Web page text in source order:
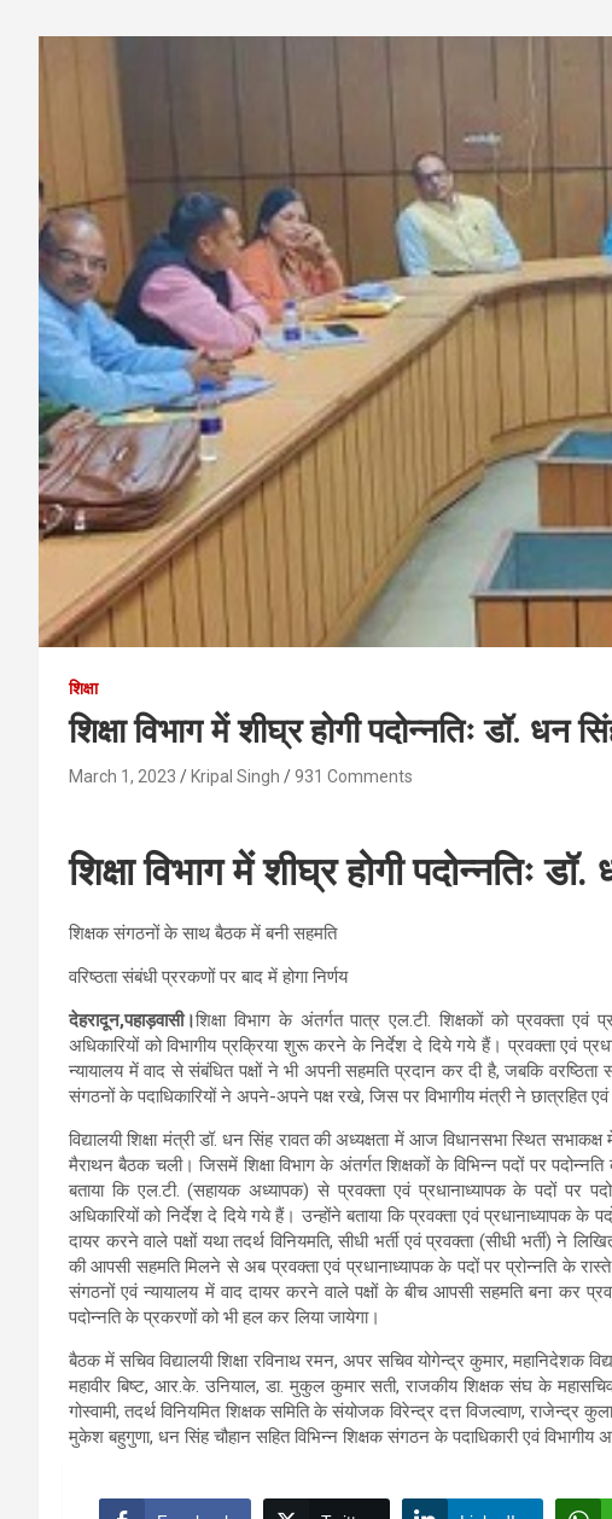
शिक्षा
शिक्षा विभाग में शीघ्र होगी पदोन्नतिः डॉ. धन
March 1, 2023 Kripal Singh 931 Comments
शिक्षा विभाग में शीघ्र होगी पदोन्नतिः
शिक्षक संगठनों के साथ बैठक में बनी सहमति
वरिष्ठता संबंधी प्ररकणों पर बाद में होगा निर्णय
देहरादून,पहाड़वासी।शिक्षा विभाग के अंतर्गत पात्र एल.टी. शिक्षकों को प्रवक्ता
अधिकारियों को विभागीय प्रक्रिया शुरू करने के निर्देश दे दिये गये हैं। प्रवक्ता एवं
न्यायालय में वाद से संबंधित पक्षों ने भी अपनी सहमति प्रदान कर दी है, जबकि वरष्ठिता
संगठनों के पदाधिकारियों ने अपने-अपने पक्ष रखे, जिस पर विभागीय मंत्री ने छात्रहित
विद्यालयी शिक्षा मंत्री डॉ. धन सिंह रावत की अध्यक्षता में आज विधानसभा स्थित
मैराथन बैठक चली। जिसमें शिक्षा विभाग के अंतर्गत शिक्षकों के विभिन्न पदों पर
बताया कि एल.टी. (सहायक अध्यापक) से प्रवक्ता एवं प्रधानाध्यापक के पदों पर
अधिकारियों को निर्देश दे दिये गये हैं। उन्होंने बताया कि प्रवक्ता एवं प्रधानाध्यापक के
दायर करने वाले पक्षों यथा तदर्थ विनियमति, सीधी भर्ती एवं प्रवक्ता (सीधी भर्ती)
की आपसी सहमति मिलने से अब प्रवक्ता एवं प्रधानाध्यापक के पदों पर प्रोन्नति के
संगठनों एवं न्यायालय में वाद दायर करने वाले पक्षों के बीच आपसी सहमति बना कर
पदोन्नति के प्रकरणों को भी हल कर लिया जायेगा।
बैठक में सचिव विद्यालयी शिक्षा रविनाथ रमन, अपर सचिव योगेन्द्र कुमार, महानिदेशक
महावीर बिष्ट, आर.के. उनियाल, डा. मुकुल कुमार सती, राजकीय शिक्षक संघ के
गोस्वामी, तदर्थ विनियमित शिक्षक समिति के संयोजक विरेन्द्र दत्त विजल्वाण, राजेन्द्र
मुकेश बहुगुणा, धन सिंह चौहान सहित विभिन्न शिक्षक संगठन के पदाधिकारी एवं विभागीय